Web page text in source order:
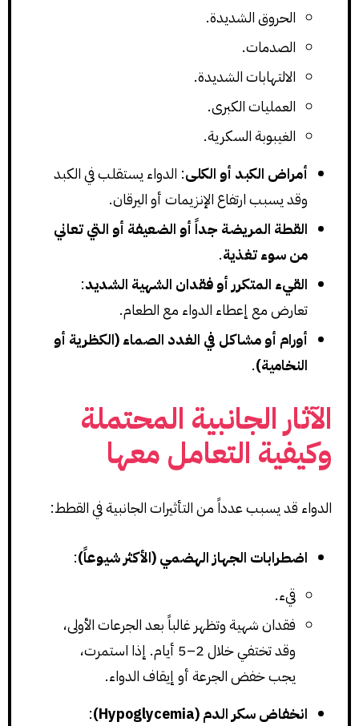
الحروق الشديدة.
الصدمات.
الالتهابات الشديدة.
العمليات الكبرى.
الغيبوبة السكرية.
أمراض الكبد أو الكلى: الدواء يستقلب في الكبد
وقد يسبب ارتفاع الإنزيمات أو اليرقان.
القطة المريضة جداً أو الضعيفة أو التي تعاني
من سوء تغذية.
القيء المتكرر أو فقدان الشهية الشديد:
تعارض مع إعطاء الدواء مع الطعام.
أورام أو مشاكل في الغدد الصماء (الكظرية أو
النخامية).
الآثار الجانبية المحتملة
وكيفية التعامل معها
الدواء قد يسبب عدداً من التأثيرات الجانبية في القطط:
اضطرابات الجهاز الهضمي (الأكثر شيوعاً):
قيء.
فقدان شهية وتظهر غالباً بعد الجرعات الأولى،
وقد تختفي خلال 2–5 أيام. إذا استمرت،
يجب خفض الجرعة أو إيقاف الدواء.
انخفاض سكر الدم (Hypoglycemia)
: